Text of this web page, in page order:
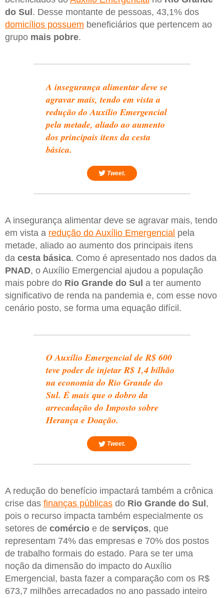
do Sul. Desse montante de pessoas, 43,1% dos
domicílios possuem beneficiários que pertencem ao
grupo mais pobre.
A insegurança alimentar deve se
agravar mais, tendo em vista a
redução do Auxílio Emergencial
pela metade, aliado ao aumento
dos principais itens da cesta
básica.
Tweet.
A insegurança alimentar deve se agravar mais, tendo
em vista a redução do Auxílio Emergencial pela
metade, aliado ao aumento dos principais itens
da cesta básica. Como é apresentado nos dados da
PNAD, o Auxílio Emergencial ajudou a população
mais pobre do Rio Grande do Sul a ter aumento
significativo de renda na pandemia e, com esse novo
cenário posto, se forma uma equação difícil.
O Auxílio Emergencial de R$ 600
teve poder de injetar R$ 1,4 bilhão
na economia do Rio Grande do
Sul. É mais que o dobro da
arrecadação do Imposto sobre
Herança e Doação.
Tweet.
A redução do benefício impactará também a crônica
crise das finanças públicas do Rio Grande do Sul ,
pois o recurso impacta também especialmente os
setores de comércio e de serviços, que
representam 74% das empresas e 70% dos postos
de trabalho formais do estado. Para se ter uma
noção da dimensão do impacto do Auxílio
Emergencial, basta fazer a comparação com os R$
673,7 milhões arrecadados no ano passado inteiro